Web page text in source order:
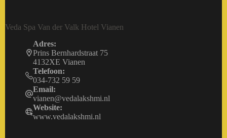
Veda Spa Van der Valk Hotel Vianen
Adres:
Prins Bernhardstraat 75
4132XE Vianen
Telefoon:
034-732 59 59
Email:
vianen@vedalakshmi.nl
Website:
www.vedalakshmi.nl